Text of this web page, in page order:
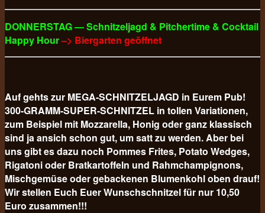
DONNERSTAG — Schnitzeljagd & Pitchertime & Cocktail
Happy Hour–> Biergarten geöffnet
Auf gehts zur MEGA-SCHNITZELJAGD in Eurem Pub!
300-GRAMM-SUPER-SCHNITZEL in tollen Variationen,
zum Beispiel mit Mozzarella, Honig oder ganz klassisch
sind ja ansich schon gut, um satt zu werden. Aber bei
uns gibt es dazu noch Pommes Frites, Potato Wedges,
Rigatoni oder Bratkartoffeln und Rahmchampignons,
Mischgemüse oder gebackenen Blumenkohl oben drauf!
Wir stellen Euch Euer Wunschschnitzel für nur 10,50
Euro zusammen!!!